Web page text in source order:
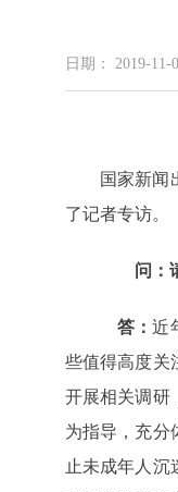
日期： 2019-11-
国家新闻
了记者专访。
问：
答：近
些值得高度关
开展相关调研
为指导，充分
止未成年人